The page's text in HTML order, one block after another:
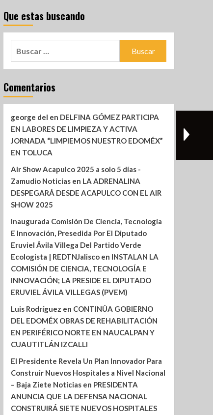
Que estas buscando
Comentarios
george del en DELFINA GÓMEZ PARTICIPA
EN LABORES DE LIMPIEZA Y ACTIVA
JORNADA “LIMPIEMOS NUESTRO EDOMÉX”
EN TOLUCA
Air Show Acapulco 2025 a solo 5 días -
Zamudio Noticiasen LA ADRENALINA
DESPEGARÁ DESDE ACAPULCO CON EL AIR
SHOW 2025
Inaugurada Comisión De Ciencia, Tecnología
E Innovación, Presedida Por El Diputado
Eruviel Ávila Villega Del Partido Verde
Ecologista | REDTNJaliscoen INSTALAN LA
COMISIÓN DE CIENCIA, TECNOLOGÍA E
INNOVACIÓN; LA PRESIDE EL DIPUTADO
ERUVIEL ÁVILA VILLEGAS (PVEM)
Luis Rodríguez en CONTINÚA GOBIERNO
DEL EDOMÉX OBRAS DE REHABILITACIÓN
EN PERIFÉRICO NORTE EN NAUCALPAN Y
CUAUTITLÁN IZCALLI
El Presidente Revela Un Plan Innovador Para
Construir Nuevos Hospitales a Nivel Nacional
– Baja Ziete Noticiasen PRESIDENTA
ANUNCIA QUE LA DEFENSA NACIONAL
CONSTRUIRÁ SIETE NUEVOS HOSPITALES